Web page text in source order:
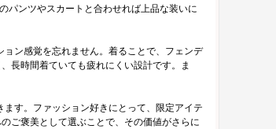
パンツやスカートと合わせれば上品な装いに
ン感覚を忘れません。着ることで、フェンデ
長時間着ていても疲れにくい設計です。ま
す。ファッション好きにとって、限定アイテ
ご褒美として選ぶことで、その価値がさらに